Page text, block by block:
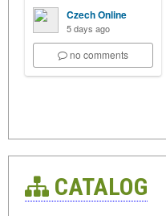
Czech Online
5 days ago
no comments
CATALOG